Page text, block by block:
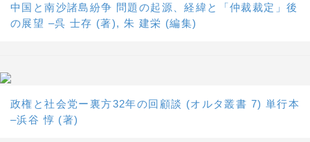
中国と南沙諸島紛争 問題の起源、経緯と「仲裁裁定」後
の展望 –呉 士存 (著), 朱 建栄 (編集)
政権と社会党ー裏方32年の回顧談 (オルタ叢書 7) 単行本
–浜谷 惇 (著)